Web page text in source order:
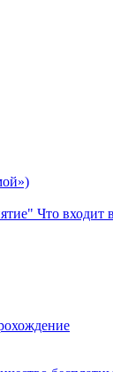
Что входит